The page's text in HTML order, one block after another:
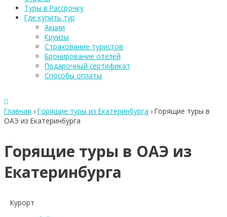
Туры в Рассрочку
Где купить тур
Акции
Круизы
Страхование туристов
Бронирование отелей
Подарочный сертификат
Способы оплаты
Главная › Горящие туры из Екатеринбурга › Горящие туры в
ОАЭ из Екатеринбурга
Горящие туры в ОАЭ из
Екатеринбурга
Курорт